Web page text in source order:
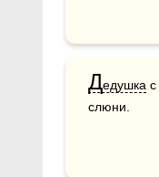
Дедушка с
слюни.